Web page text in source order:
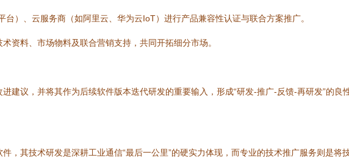
）、云服务商（如阿里云、华为云IoT）进行产品兼容性认证与联合方案推广。
资料、市场物料及联合营销支持，共同开拓细分市场。
建议，并将其作为后续软件版本迭代研发的重要输入，形成“研发-推广-反馈-再研发”的良性
，其技术研发是深耕工业通信“最后一公里”的硬实力体现，而专业的技术推广服务则是将